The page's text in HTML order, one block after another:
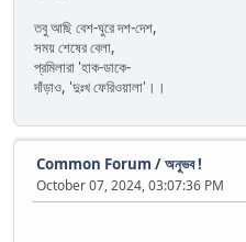
তবু আছি বেশ-ঘুরে দশ-দেশ,
সময় শেষের বেলা,
প্রমিলারা 'হাক-ডাকে-
দাঁড়াও, 'দুঃখ ফেরিওয়ালা'।।
Common Forum /অনুভব !
October 07, 2024, 03:07:36 PM